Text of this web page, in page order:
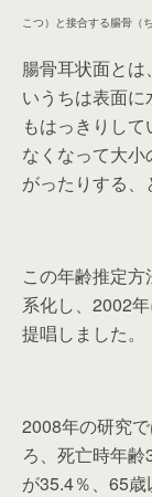
こつ）と接合する腸骨（
腸骨耳状面と
いうちは表面
もはっきりし
なくなって大
がったりする、
この年齢推定
系化し、2002
提唱しました。
2008年の研究
ろ、死亡時年
が35.4％、65